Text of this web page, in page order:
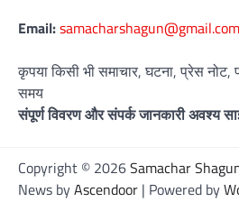
Email:samacharshagun@gmail.com
कृपया किसी भी समाचार, घटना, प्रेस नोट,
समय
संपूर्ण विवरण और संपर्क जानकारी अवश्य
Copyright © 2026Samachar
News byAscendoor | Powered by